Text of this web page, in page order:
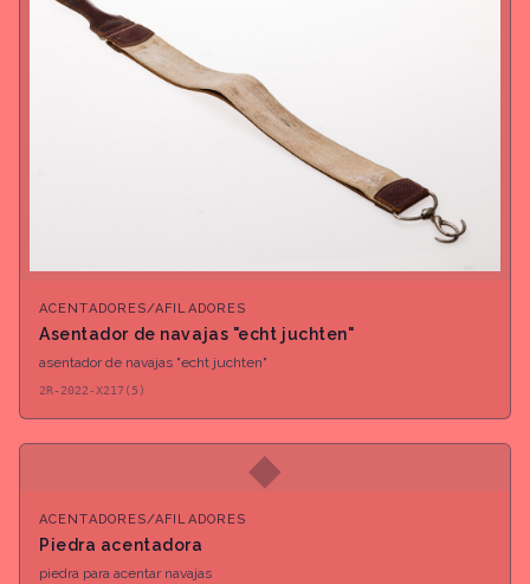
ACENTADORES/AFILADORES
Asentador de navajas "echt juchten"
asentador de navajas "echt juchten"
2R-2022-X217(5)
◆
ACENTADORES/AFILADORES
Piedra acentadora
piedra para acentar navajas